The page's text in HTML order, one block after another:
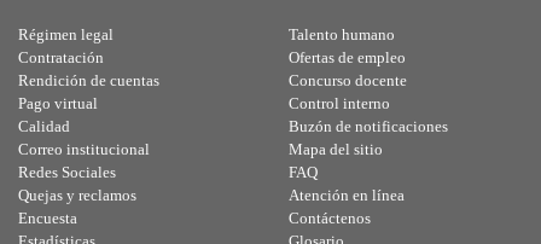
Régimen legal
Contratación
Rendición de cuentas
Pago virtual
Calidad
Talento humano
Ofertas de empleo
Concurso docente
Control interno
Buzón de notificaciones
Correo institucional
Redes Sociales
Quejas y reclamos
Encuesta
Mapa del sitio
FAQ
Atención en línea
Contáctenos